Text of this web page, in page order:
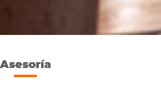
Asesoría